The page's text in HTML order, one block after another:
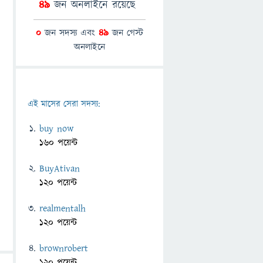
49 জন অনলাইনে রয়েছে
0 জন সদস্য এবং 49 জন গেস্ট
অনলাইনে
এই মাসের সেরা সদস্য:
buy now
160 পয়েন্ট
BuyAtivan
120 পয়েন্ট
realmentalh
120 পয়েন্ট
brownrobert